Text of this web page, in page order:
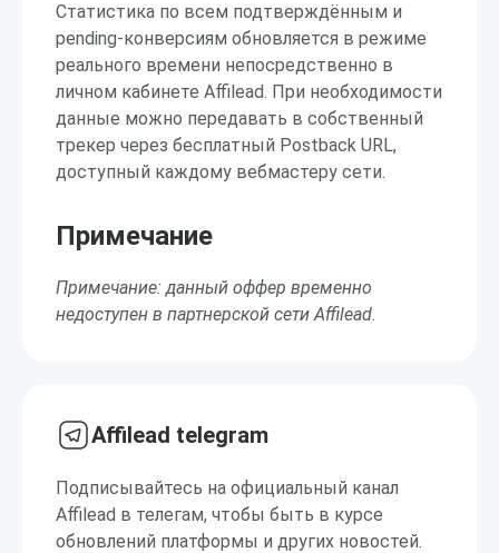
Статистика по всем подтверждённым и
pending-конверсиям обновляется в режиме
реального времени непосредственно в
личном кабинете Affilead. При необходимости
данные можно передавать в собственный
трекер через бесплатный Postback URL,
доступный каждому вебмастеру сети.
Примечание
Примечание: данный оффер временно
недоступен в партнерской сети Affilead.
Affilead telegram
Подписывайтесь на официальный канал
Affilead в телегам, чтобы быть в курсе
обновлений платформы и других новостей.